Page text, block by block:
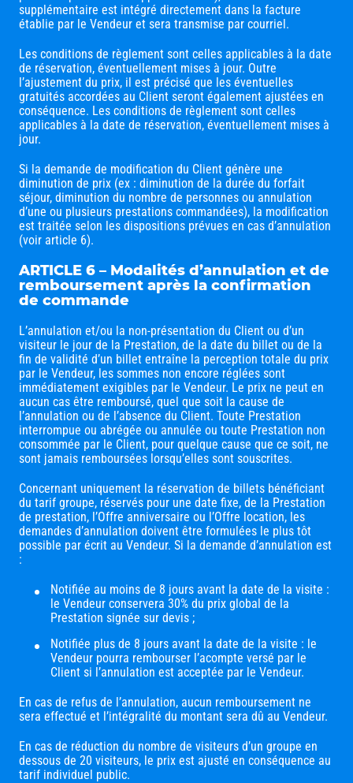
supplémentaire est intégré directement dans la facture
établie par le Vendeur et sera transmise par courriel.
Les conditions de règlement sont celles applicables à la date
de réservation, éventuellement mises à jour. Outre
l’ajustement du prix, il est précisé que les éventuelles
gratuités accordées au Client seront également ajustées en
conséquence. Les conditions de règlement sont celles
applicables à la date de réservation, éventuellement mises à
jour.
Si la demande de modification du Client génère une
diminution de prix (ex : diminution de la durée du forfait
séjour, diminution du nombre de personnes ou annulation
d’une ou plusieurs prestations commandées), la modification
est traitée selon les dispositions prévues en cas d’annulation
(voir article 6).
ARTICLE 6 – Modalités d’annulation et de
remboursement après la confirmation
de commande
L’annulation et/ou la non-présentation du Client ou d’un
visiteur le jour de la Prestation, de la date du billet ou de la
fin de validité d’un billet entraîne la perception totale du prix
par le Vendeur, les sommes non encore réglées sont
immédiatement exigibles par le Vendeur. Le prix ne peut en
aucun cas être remboursé, quel que soit la cause de
l’annulation ou de l’absence du Client. Toute Prestation
interrompue ou abrégée ou annulée ou toute Prestation non
consommée par le Client, pour quelque cause que ce soit, ne
sont jamais remboursées lorsqu’elles sont souscrites.
Concernant uniquement la réservation de billets bénéficiant
du tarif groupe, réservés pour une date fixe, de la Prestation
de prestation, l’Offre anniversaire ou l’Offre location, les
demandes d’annulation doivent être formulées le plus tôt
possible par écrit au Vendeur. Si la demande d’annulation est
:
Notifiée au moins de 8 jours avant la date de la visite :
le Vendeur conservera 30% du prix global de la
Prestation signée sur devis ;
Notifiée plus de 8 jours avant la date de la visite : le
Vendeur pourra rembourser l’acompte versé par le
Client si l’annulation est acceptée par le Vendeur.
En cas de refus de l’annulation, aucun remboursement ne
sera effectué et l’intégralité du montant sera dû au Vendeur.
En cas de réduction du nombre de visiteurs d’un groupe en
dessous de 20 visiteurs, le prix est ajusté en conséquence au
tarif individuel public.